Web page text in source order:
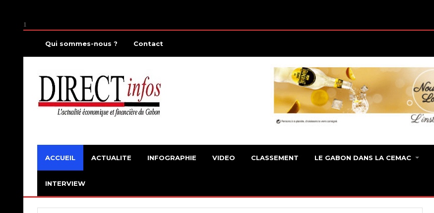
1
Qui sommes-nous ? Contact
ACCUEIL ACTUALITE INFOGRAPHIE VIDEO CLASSEMENT LE GABON DANS LA CEMAC
INTERVIEW